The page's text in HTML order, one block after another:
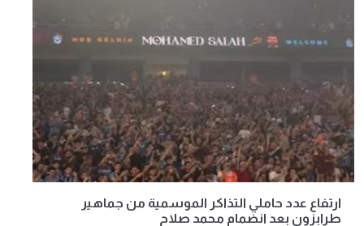
ارتفاع عدد حاملي التذاكر الموسمية من جماهير
طرابزون بعد انضمام محمد صلاح